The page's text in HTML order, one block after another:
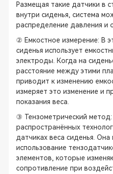
Размещая такие датчики в
внутри сиденья, система
распределение давления и
② Емкостное измерение: В
сиденья использует
электроды. Когда на
расстояние между этими
приводит к изменению
измеряет это изменение и
показания веса.
③ Тензометрический
распространённых
датчиках веса сиденья. Она
использование
элементов, которые
сопротивление при